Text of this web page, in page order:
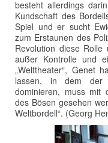
besteht allerdings
Kundschaft des
Spiel und er sucht
zum Erstaunen des
Revolution diese
außer Kontrolle und
„Welttheater“, Genet
lassen, in dem der
dominieren, muss mit
des Bösen gesehen
Weltbordell“. (Georg